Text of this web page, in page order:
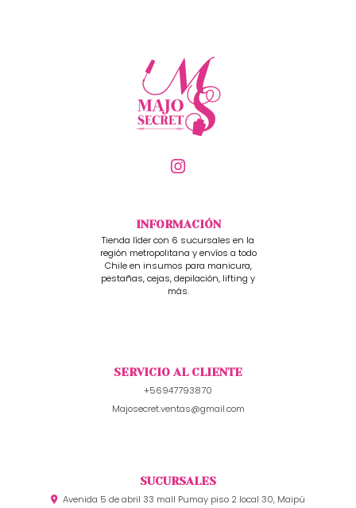
INFORMACIÓN
Tienda líder con 6 sucursales en la
región metropolitana y envíos a todo
Chile en insumos para manicura,
pestañas, cejas, depilación, lifting y
más.
SERVICIO AL CLIENTE
+56947793870
Majosecret.ventas@gmail.com
SUCURSALES
Avenida 5 de abril 33 mall Pumay piso 2 local 30, Maipú